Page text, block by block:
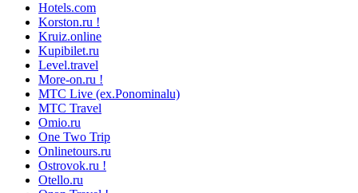
Hotels.com
Korston.ru !
Kruiz.online
Kupibilet.ru
Level.travel
More-on.ru !
MTC Live (ex.Ponominalu)
MTC Travel
Omio.ru
One Two Trip
Onlinetours.ru
Ostrovok.ru !
Otello.ru